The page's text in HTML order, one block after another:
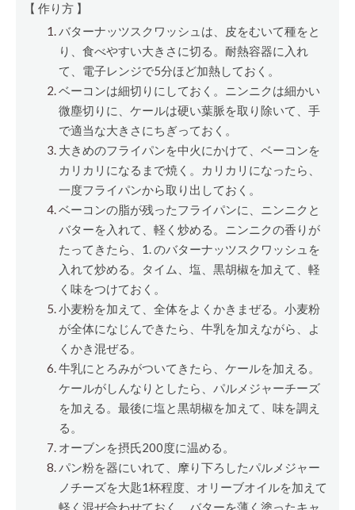
【 作り方 】
バターナッツスクワッシュは、皮をむいて種をと
り、食べやすい大きさに切る。耐熱容器に入れ
て、電子レンジで5分ほど加熱しておく。
ベーコンは細切りにしておく。ニンニクは細かい
微塵切りに、ケールは硬い葉脈を取り除いて、手
で適当な大きさにちぎっておく。
大きめのフライパンを中火にかけて、ベーコンを
カリカリになるまで焼く。カリカリになったら、
一度フライパンから取り出しておく。
ベーコンの脂が残ったフライパンに、ニンニクと
バターを入れて、軽く炒める。ニンニクの香りが
たってきたら、1. のバターナッツスクワッシュを
入れて炒める。タイム、塩、黒胡椒を加えて、軽
く味をつけておく。
小麦粉を加えて、全体をよくかきまぜる。小麦粉
が全体になじんできたら、牛乳を加えながら、よ
くかき混ぜる。
牛乳にとろみがついてきたら、ケールを加える。
ケールがしんなりとしたら、パルメジャーチーズ
を加える。最後に塩と黒胡椒を加えて、味を調え
る。
オーブンを摂氏200度に温める。
パン粉を器にいれて、摩り下ろしたパルメジャー
ノチーズを大匙1杯程度、オリーブオイルを加えて
軽く混ぜ合わせておく。バターを薄く塗ったキャ